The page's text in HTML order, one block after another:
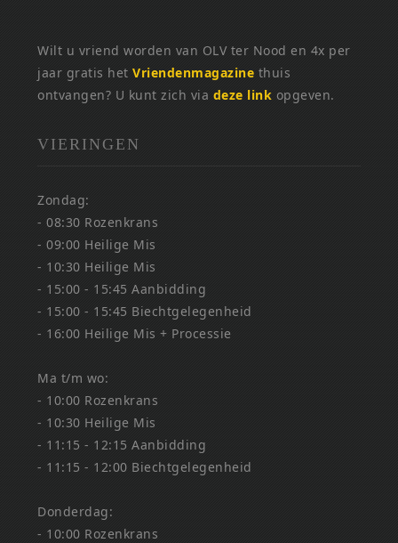
Wilt u vriend worden van OLV ter Nood en 4x per
jaar gratis hetVriendenmagazine thuis
ontvangen? U kunt zich via deze link opgeven.
VIERINGEN
Zondag:
- 08:30 Rozenkrans
- 09:00 Heilige Mis
- 10:30 Heilige Mis
- 15:00 - 15:45 Aanbidding
- 15:00 - 15:45 Biechtgelegenheid
- 16:00 Heilige Mis + Processie
Ma t/m wo:
- 10:00 Rozenkrans
- 10:30 Heilige Mis
- 11:15 - 12:15 Aanbidding
- 11:15 - 12:00 Biechtgelegenheid
Donderdag:
- 10:00 Rozenkrans